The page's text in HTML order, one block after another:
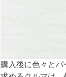
購入後に色々と